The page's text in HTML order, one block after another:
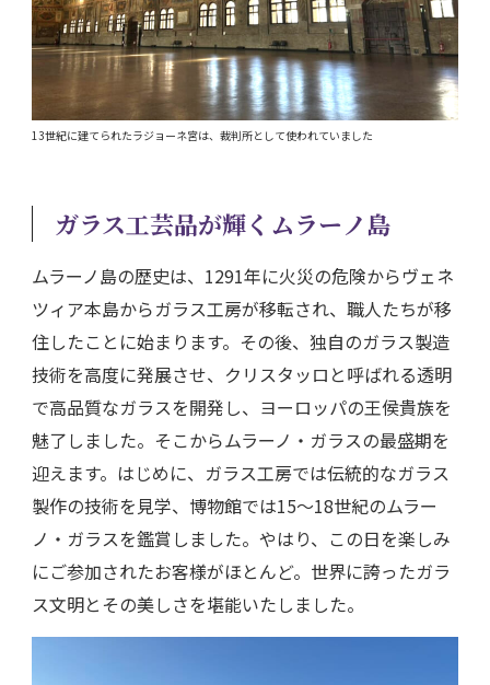
13世紀に建てられたラジョーネ宮は、裁判所として使われていました
ガラス工芸品が輝くムラーノ島
ムラーノ島の歴史は、1291年に火災の危険からヴェネ
ツィア本島からガラス工房が移転され、職人たちが移
住したことに始まります。その後、独自のガラス製造
技術を高度に発展させ、クリスタッロと呼ばれる透明
で高品質なガラスを開発し、ヨーロッパの王侯貴族を
魅了しました。そこからムラーノ・ガラスの最盛期を
迎えます。はじめに、ガラス工房では伝統的なガラス
製作の技術を見学、博物館では15～18世紀のムラー
ノ・ガラスを鑑賞しました。やはり、この日を楽しみ
にご参加されたお客様がほとんど。世界に誇ったガラ
ス文明とその美しさを堪能いたしました。